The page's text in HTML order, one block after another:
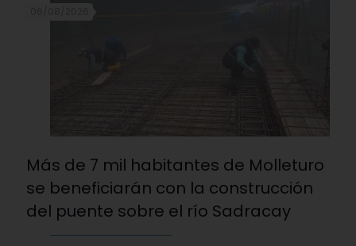
Más de 7 mil habitantes de Molleturo
se beneficiarán con la construcción
del puente sobre el río Sadracay